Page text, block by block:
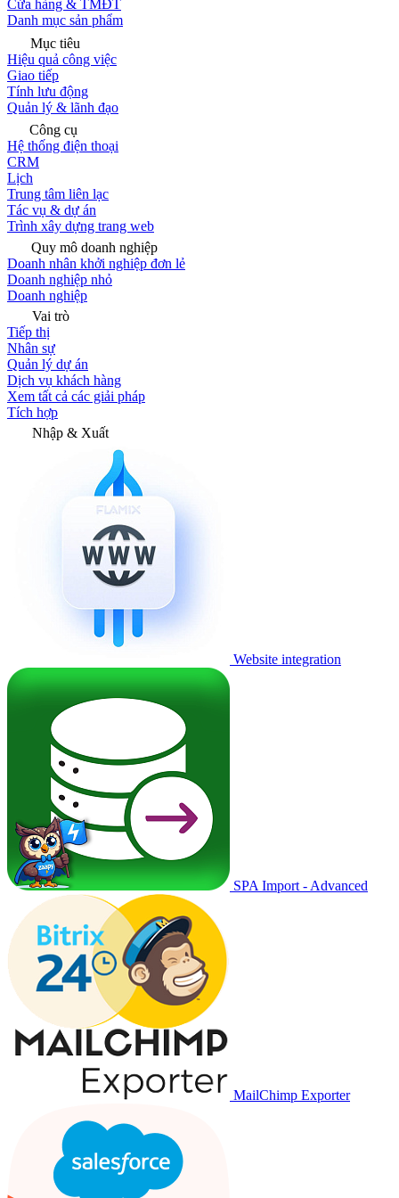
Cửa hàng & TMĐT
Danh mục sản phẩm
Mục tiêu
Hiệu quả công việc
Giao tiếp
Tính lưu động
Quản lý & lãnh đạo
Công cụ
Hệ thống điện thoại
CRM
Lịch
Trung tâm liên lạc
Tác vụ & dự án
Trình xây dựng trang web
Quy mô doanh nghiệp
Doanh nhân khởi nghiệp đơn lẻ
Doanh nghiệp nhỏ
Doanh nghiệp
Vai trò
Tiếp thị
Nhân sự
Quản lý dự án
Dịch vụ khách hàng
Xem tất cả các giải pháp
Tích hợp
Nhập & Xuất
Website integration
SPA Import - Advanced
MailChimp Exporter